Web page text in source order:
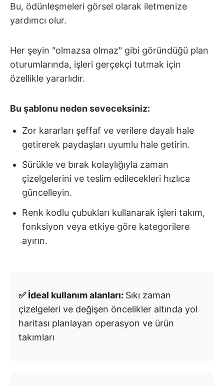
Bu, ödünleşmeleri görsel olarak iletmenize
yardımcı olur.
Her şeyin "olmazsa olmaz" gibi göründüğü plan
oturumlarında, işleri gerçekçi tutmak için
özellikle yararlıdır.
Bu şablonu neden seveceksiniz:
Zor kararları şeffaf ve verilere dayalı hale
getirerek paydaşları uyumlu hale getirin.
Sürükle ve bırak kolaylığıyla zaman
çizelgelerini ve teslim edilecekleri hızlıca
güncelleyin.
Renk kodlu çubukları kullanarak işleri takım,
fonksiyon veya etkiye göre kategorilere
ayırın.
✅ İdeal kullanım alanları: Sıkı zaman
çizelgeleri ve değişen öncelikler altında yol
haritası planlayan operasyon ve ürün
takımları